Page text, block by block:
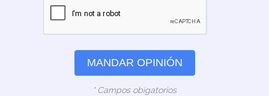
MANDAR OPINIÓN
* Campos obigatorios